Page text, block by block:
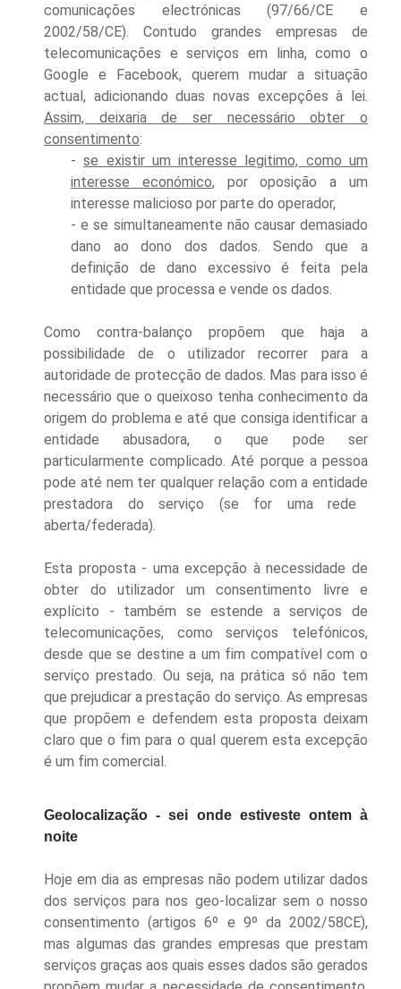
comunicações electrónicas (97/66/CE e
2002/58/CE). Contudo grandes empresas de
telecomunicações e serviços em linha, como o
Google e Facebook, querem mudar a situação
actual, adicionando duas novas excepções à lei
Assim, deixaria de ser necessário obter o
consentimento:
-se existirum interesse legitimo, como um
interesse económico, por oposição a um
interesse malicioso por parte do operador,
- e se simultaneamente não causar demasiado
dano ao dono dos dados . Sendo que a
definição de dano excessivo é feita pela
entidade que processa e vende os dados
Como contra-balanço propõem que haja a
possibilidade de o utilizadorrecorrer para a
autoridade de protecção de dados. Mas para isso é
necessário que o queixoso tenha conhecimento da
origem do problema e até que consigaidentificar a
entidade abusadora, o que pode ser
particularmente complicado. Até porque a pessoa
pode até nem ter qualquer relação com a entidade
prestadora do serviço (se for uma rede
aberta/federada).
Esta proposta - umaexcepção à necessidade de
obter do utilizador um consentimento livre e
explícito - também se estende a serviços de
telecomunicações, como serviços telefónicos,
desde quese destine a um fim compatível com o
serviço prestado. Ou seja, na prática só não tem
que prejudicar a prestação do serviço. As empresas
que propõem e defendem esta proposta deixam
claro que o fim para o qual querem esta excepção
é um fim comercial.
Geolocalização - sei onde estiveste ontem à
noite
Hoje em dia as empresas não podem utilizar dados
dos serviços para nos geo-localizar sem o nosso
consentimento (artigos 6º e 9º da 2002/58CE),
mas algumas das grandes empresas que prestam
serviços graças aos quais esses dados são gerados